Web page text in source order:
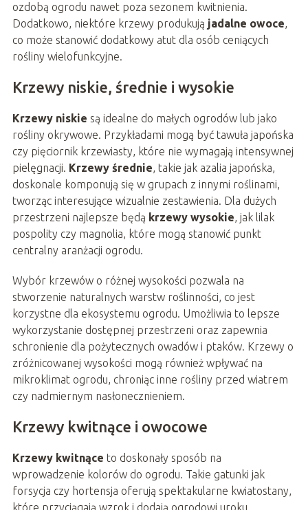
ozdobą ogrodu nawet poza sezonem kwitnienia.
Dodatkowo, niektóre krzewy produkują jadalne owoce,
co może stanowić dodatkowy atut dla osób ceniących
rośliny wielofunkcyjne.
Krzewy niskie, średnie i wysokie
Krzewy niskie są idealne do małych ogrodów lub jako
rośliny okrywowe. Przykładami mogą być tawuła japońska
czy pięciornik krzewiasty, które nie wymagają intensywnej
pielęgnacji. Krzewy średnie, takie jak azalia japońska,
doskonale komponują się w grupach z innymi roślinami,
tworząc interesujące wizualnie zestawienia. Dla dużych
przestrzeni najlepsze będą krzewy wysokie, jak lilak
pospolity czy magnolia, które mogą stanowić punkt
centralny aranżacji ogrodu.
Wybór krzewów o różnej wysokości pozwala na
stworzenie naturalnych warstw roślinności, co jest
korzystne dla ekosystemu ogrodu. Umożliwia to lepsze
wykorzystanie dostępnej przestrzeni oraz zapewnia
schronienie dla pożytecznych owadów i ptaków. Krzewy o
zróżnicowanej wysokości mogą również wpływać na
mikroklimat ogrodu, chroniąc inne rośliny przed wiatrem
czy nadmiernym nasłonecznieniem.
Krzewy kwitnące i owocowe
Krzewy kwitnące to doskonały sposób na
wprowadzenie kolorów do ogrodu. Takie gatunki jak
forsycja czy hortensja oferują spektakularne kwiatostany,
które przyciągają wzrok i dodają ogrodowi uroku.